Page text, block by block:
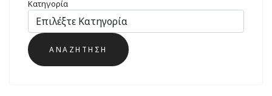
Κατηγορία